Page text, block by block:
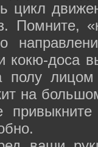
цикл
Помните,
кокю-доса
полу
на